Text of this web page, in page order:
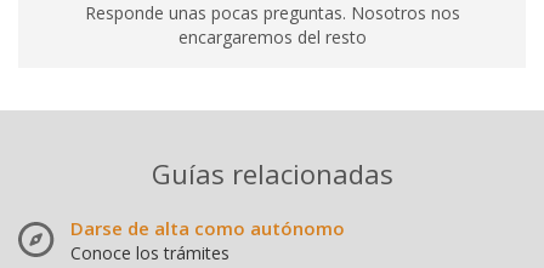
Responde unas pocas preguntas. Nosotros nos
encargaremos del resto
Guías relacionadas
Darse de alta como autónomo
Conoce los trámites